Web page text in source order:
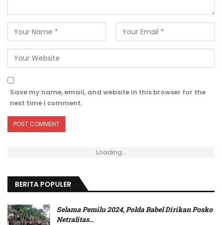
Save my name, email, and website in this browser for the
next time I comment.
Loading...
BERITA POPULER
Selama Pemilu 2024, Polda Babel Dirikan Posko
Netralitas…